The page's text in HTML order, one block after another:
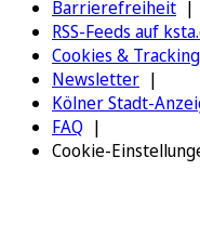
Barrierefreiheit
RSS-Feeds auf
Cookies & Tracking
Newsletter
Kölner Stadt-
FAQ
Cookie-